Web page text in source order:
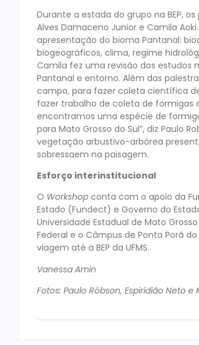
Durante a estada do grupo na BEP, os
Alves Damaceno Junior e Camila
apresentação do bioma Pantanal:
biogeográficos, clima, regime
Camila fez uma revisão dos estudos
Pantanal e entorno. Além das
campo, para fazer coleta científica
fazer trabalho de coleta de formigas
encontramos uma espécie de
para Mato Grosso do Sul”, diz Paulo
vegetação arbustivo-arbórea
sobressaem na paisagem.
Esforço interinstitucional
O Workshop conta com o apoio da
Estado (Fundect) e Governo do
Universidade Estadual de Mato
Federal e o Câmpus de Ponta Porã
viagem até a BEP da UFMS.
Vanessa Amin
Fotos: Paulo Róbson, Espiridião Neto